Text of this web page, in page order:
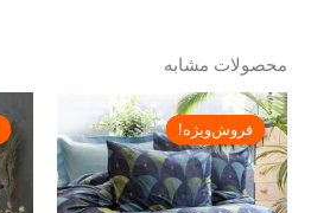
محصولات مشابه
فروش‌ویژه!
فروش‌ویژه!
تومان۱۵,۳۳۰,۰۰۰
through
تومان۱۸,۸۳۰,۰۰۰